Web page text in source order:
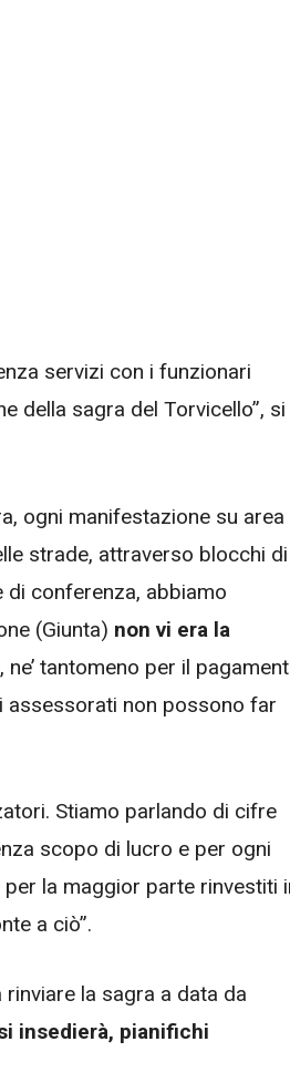
servizi con i funzionari
della sagra del Torvicello”, si
ogni manifestazione su area
strade, attraverso blocchi di
di conferenza, abbiamo
(Giunta) non vi era la
tantomeno per il
assessorati non possono far
Stiamo parlando di cifre
scopo di lucro e per ogni
la maggior parte rinvestiti
a ciò”.
la sagra a data da
insedierà, pianifichi